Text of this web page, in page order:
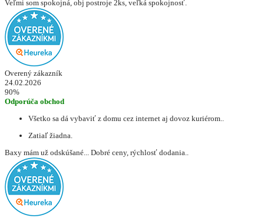
Veľmi som spokojná, obj postroje 2ks, veľká spokojnosť.
Overený zákazník
24.02.2026
90%
Odporúča obchod
Všetko sa dá vybaviť z domu cez internet aj dovoz kuriérom..
Zatiaľ žiadna.
Baxy mám už odskúšané... Dobré ceny, rýchlosť dodania..